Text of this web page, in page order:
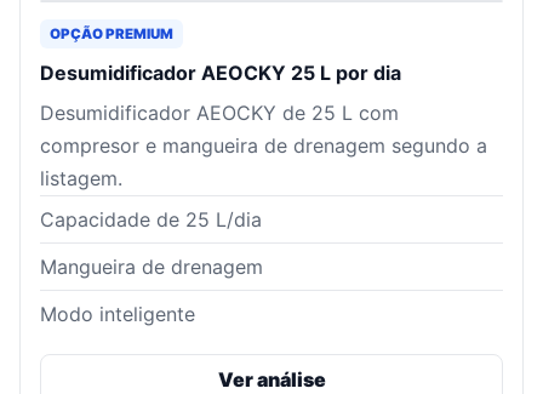
OPÇÃO PREMIUM
Desumidificador AEOCKY 25 L por dia
Desumidificador AEOCKY de 25 L com
compresor e mangueira de drenagem segundo a
listagem.
Capacidade de 25 L/dia
Mangueira de drenagem
Modo inteligente
Ver análise